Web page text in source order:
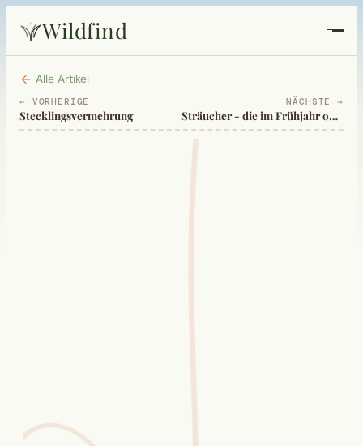
Wildfind
Startseite
Pflanzen
Sammelkalender
Alle Artikel
← VORHERIGE
Stecklingsvermehrung
NÄCHSTE →
Sträucher - die im Frühjahr oder Frühsommer blühen - und ihr Schnitt